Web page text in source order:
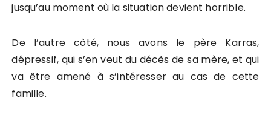
jusqu’au moment où la situation devient horrible.
De l’autre côté, nous avons le père Karras,
dépressif, qui s’en veut du décès de sa mère, et qui
va être amené à s’intéresser au cas de cette
famille.